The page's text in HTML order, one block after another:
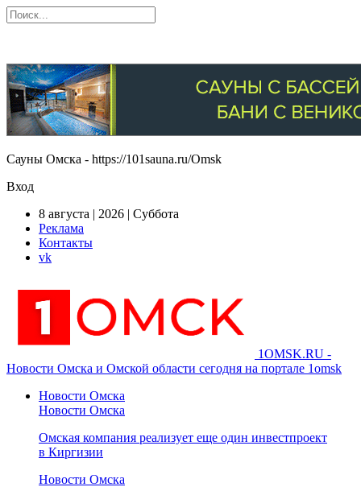
Сауны Омска - https://101sauna.ru/Omsk
Вход
8 августа | 2026 | Суббота
Реклама
Контакты
vk
1OMSK.RU -
Новости Омска и Омской области сегодня на портале 1omsk
Новости Омска
Новости Омска
Омская компания реализует еще один инвестпроект
в Киргизии
Новости Омска